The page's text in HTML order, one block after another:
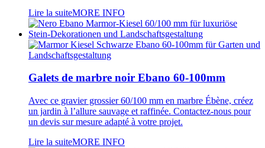
Lire la suiteMORE INFO
Galets de marbre noir Ebano 60-100mm
Avec ce gravier grossier 60/100 mm en marbre Ébène, créez
un jardin à l’allure sauvage et raffinée. Contactez-nous pour
un devis sur mesure adapté à votre projet.
Lire la suiteMORE INFO